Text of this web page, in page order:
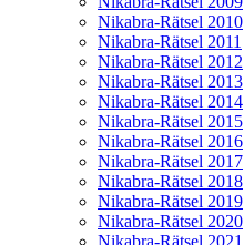
Nikabra-Rätsel 2010
Nikabra-Rätsel 2011
Nikabra-Rätsel 2012
Nikabra-Rätsel 2013
Nikabra-Rätsel 2014
Nikabra-Rätsel 2015
Nikabra-Rätsel 2016
Nikabra-Rätsel 2017
Nikabra-Rätsel 2018
Nikabra-Rätsel 2019
Nikabra-Rätsel 2020
Nikabra-Rätsel 2021